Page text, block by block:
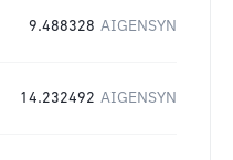
9.488328 AIGENSYN
14.232492 AIGENSYN